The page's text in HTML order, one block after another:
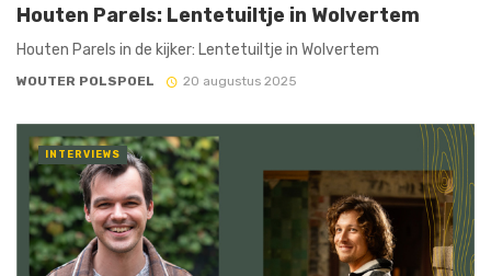
Houten Parels: Lentetuiltje in Wolvertem
Houten Parels in de kijker: Lentetuiltje in Wolvertem
WOUTER POLSPOEL 20 augustus 2025
INTERVIEWS